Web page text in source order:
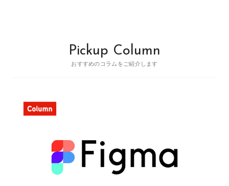
Pickup Column
おすすめのコラムをご紹介します